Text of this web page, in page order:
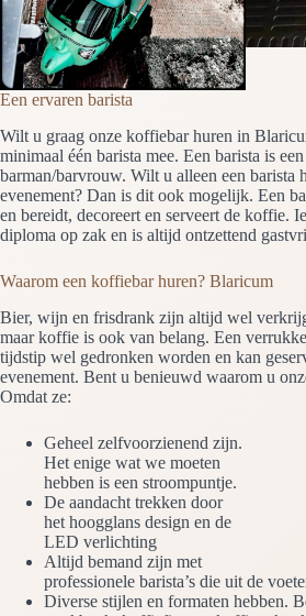
Een ervaren barista
Wilt u graag onze koffiebar huren in
minimaal één barista mee. Een barista is
barman/barvrouw. Wilt u alleen een barista
evenement? Dan is dit ook mogelijk. Een
en bereidt, decoreert en serveert de koffie.
diploma op zak en is altijd ontzettend
Waarom een koffiebar huren? Blaricum
Bier, wijn en frisdrank zijn altijd wel
maar koffie is ook van belang. Een
tijdstip wel gedronken worden en kan
evenement. Bent u benieuwd waarom u
Omdat ze:
Geheel zelfvoorzienend zijn.
Het enige wat we moeten
hebben is een stroompuntje.
De aandacht trekken door
het hoogglans design en de
LED verlichting
Altijd bemand zijn met
professionele barista’s die uit de
Diverse stijlen en formaten hebben.